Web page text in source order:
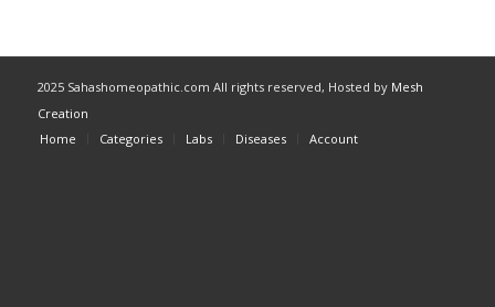
2025 Sahashomeopathic.com All rights reserved, Hosted by Mesh
Creation
Home
Categories Labs Diseases Account